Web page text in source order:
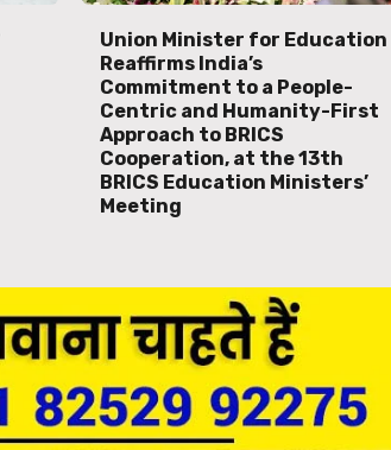
Union Minister for Education
Reaffirms India’s
Commitment to a People-
Centric and Humanity-First
Approach to BRICS
Cooperation, at the 13th
BRICS Education Ministers’
Meeting